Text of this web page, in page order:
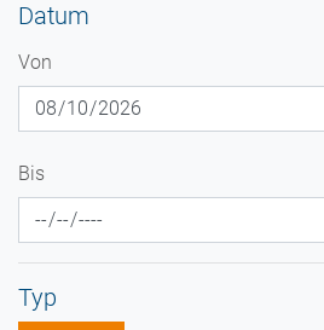
Datum
Von
Bis
Typ